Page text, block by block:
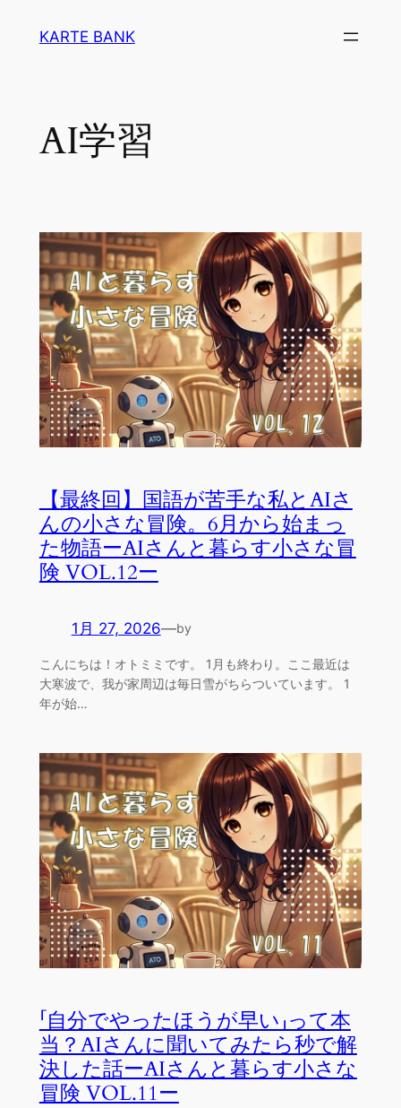
KARTE BANK
AI学習
【最終回】国語が苦手な私とAIさ
んの小さな冒険。6月から始まっ
た物語ーAIさんと暮らす小さな冒
険 VOL.12ー
1月 27, 2026—by
こんにちは！オトミミです。 1月も終わり。ここ最近は
大寒波で、我が家周辺は毎日雪がちらついています。 1
年が始…
「自分でやったほうが早い」って本
当？AIさんに聞いてみたら秒で解
決した話ーAIさんと暮らす小さな
冒険 VOL.11ー